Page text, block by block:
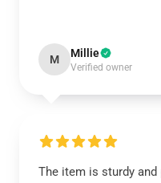
M Millie
Verified owner
The item is sturdy